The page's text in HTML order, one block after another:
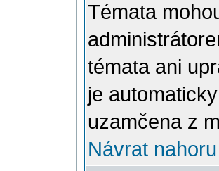
Témata
témata ani
je
uzamčena z
Návrat nahoru